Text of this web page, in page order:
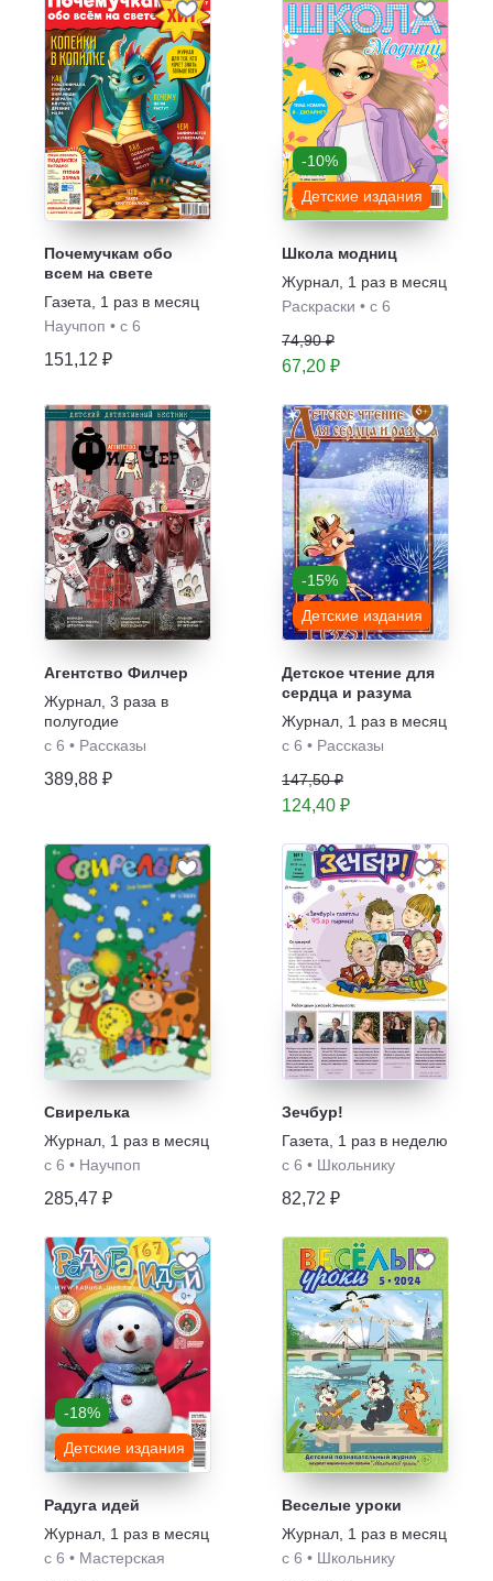
Почемучкам обо
всем на свете
Газета
1 раз в месяц
Научпоп • с 6
151,12 ₽
-10%
Детские издания
Школа модниц
Журнал 1 раз в месяц
Раскраски • с 6
74,90 ₽
67,20 ₽
Агентство Филчер
Журнал 3 раза в
полугодие
с 6 • Рассказы
389,88 ₽
-15%
Детские издания
Детское чтение для
сердца и разума
Журнал 1 раз в месяц
с 6 • Рассказы
147,50 ₽
124,40 ₽
Свирелька
Журнал 1 раз в месяц
с 6 • Научпоп
285,47 ₽
Зечбур!
Газета
1 раз в неделю
с 6 • Школьнику
82,72 ₽
-18%
Детские издания
Радуга идей
Журнал 1 раз в месяц
с 6 • Мастерская
Веселые уроки
Журнал 1 раз в месяц
с 6 • Школьнику